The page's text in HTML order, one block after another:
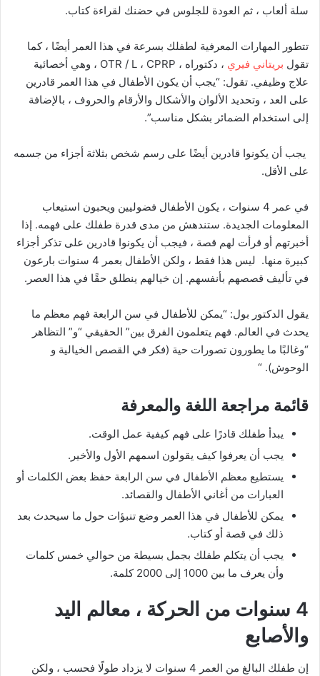
سلة ألعاب ، ثم العودة للجلوس في حضنك لقراءة كتاب.
تتطور المهارات المعرفية لطفلك بسرعة في هذا العمر أيضًا ، كما
تقول بريتاني فيري
، دكتوراه ، OTR / L ، CPRP ، وهي أخصائية
علاج وظيفي. تقول: “يجب أن يكون الأطفال في هذا العمر قادرين
على العد ، وتحديد الألوان والأشكال والأرقام والحروف ، بالإضافة
إلى استخدام الضمائر بشكل مناسب”.
يجب أن يكونوا قادرين أيضًا على رسم شخص بثلاثة أجزاء من جسمه
على الأقل.
في عمر 4 سنوات ، يكون الأطفال فضوليين ويحبون استيعاب
المعلومات الجديدة. ستندهش من مدى قدرة طفلك على فهمه. إذا
أخبرتهم أو قرأت لهم قصة ، فيجب أن يكونوا قادرين على تذكر أجزاء
كبيرة منها. ليس هذا فقط ، ولكن الأطفال بعمر 4 سنوات بارعون
في تأليف قصصهم بأنفسهم. إن خيالهم ينطلق حقًا في هذا العصر.
يقول الدكتور بول: “يمكن للأطفال في سن الرابعة فهم معظم ما
يحدث في العالم. فهم يتعلمون الفرق بين” الحقيقي “و” التظاهر
“وغالبًا ما يطورون تصورات حية (فكر في القصص الخيالية و
الوحوش). “
قائمة مراجعة اللغة والمعرفة
يبدأ طفلك قادرًا على فهم كيفية عمل الوقت.
يجب أن يعرفوا كيف يقولون اسمهم الأول والأخير.
يستطيع معظم الأطفال في سن الرابعة حفظ بعض الكلمات أو
العبارات من أغاني الأطفال والقصائد.
يمكن للأطفال في هذا العمر وضع تنبؤات حول ما سيحدث بعد
ذلك في قصة أو كتاب.
يجب أن يتكلم طفلك بجمل بسيطة من حوالي خمس كلمات
وأن يعرف ما بين 1000 إلى 2000 كلمة.
4 سنوات من الحركة ، معالم اليد
والأصابع
إن طفلك البالغ من العمر 4 سنوات لا يزداد طولًا فحسب ، ولكن